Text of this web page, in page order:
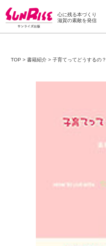
心に残る本づくり
滋賀の素敵を発信
TOP >書籍紹介 >子育てってどうするの？